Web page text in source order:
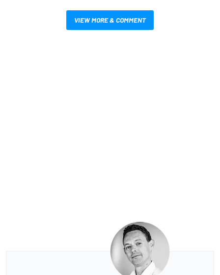
VIEW MORE & COMMENT